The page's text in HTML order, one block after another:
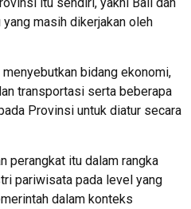
masih dikerjakan oleh
bidang ekonomi,
transportasi serta beberapa
Provinsi untuk diatur secara
perangkat itu dalam rangka
pariwisata pada level yang
dalam konteks